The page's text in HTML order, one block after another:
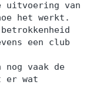
uitvoering van
het werkt.
een club
vaak de
er wat